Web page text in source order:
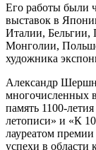
Его работы были
выставок в
Италии, Бельгии,
Монголии,
художника
Александр
многочисленных
память 1100-
летописи» и «К
лауреатом
успехи в области